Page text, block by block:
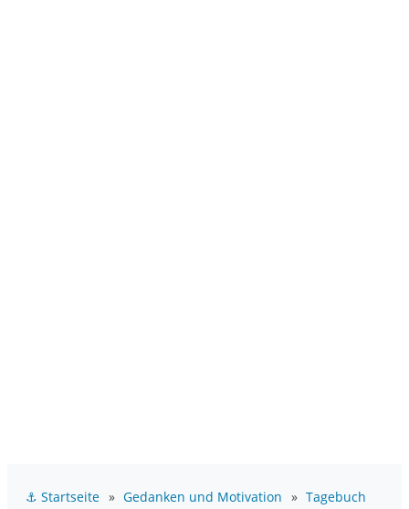
⚓ Startseite » Gedanken und Motivation » Tagebuch